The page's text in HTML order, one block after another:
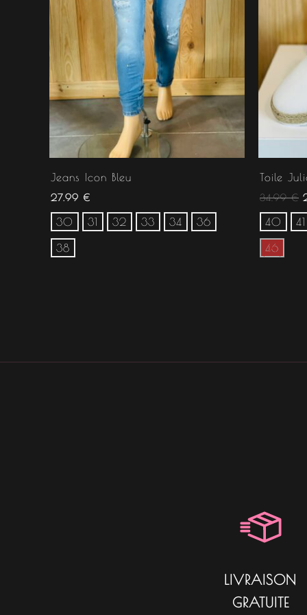
Jeans Icon Bleu
27.99 €
30 31 32 33 34 36
38
Toile
34.99€
40 41
46
LIVRAISON
GRATUITE